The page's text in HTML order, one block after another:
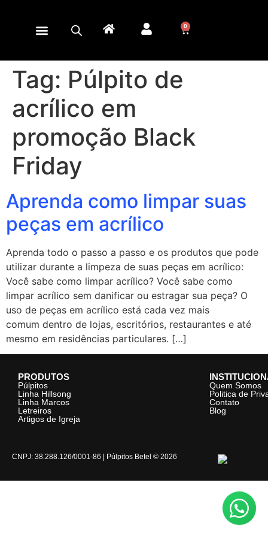
0
Tag: Púlpito de
acrílico em
promoção Black
Friday
Aprenda como limpar suas
peças em acrílico
Aprenda todo o passo a passo e os produtos que pode
utilizar durante a limpeza de suas peças em acrílico:
Você sabe como limpar acrílico? Você sabe como
limpar acrílico sem danificar ou estragar sua peça? O
uso de peças em acrílico está cada vez mais
comum dentro de lojas, escritórios, restaurantes e até
mesmo em residências particulares. […]
PRODUTOS
Púlpitos
Linha Hillsong
Linha Marcos
Letreiros
Artigos de Igreja
Quem Somos
Politica de
Contato
Blog
CNPJ: 38.288.126/0001-86 | Púlpitos Betel © 2026